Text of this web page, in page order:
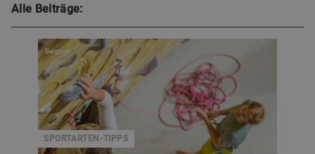
Alle Beiträge:
SPORTARTEN-TIPPS
Bergzeit